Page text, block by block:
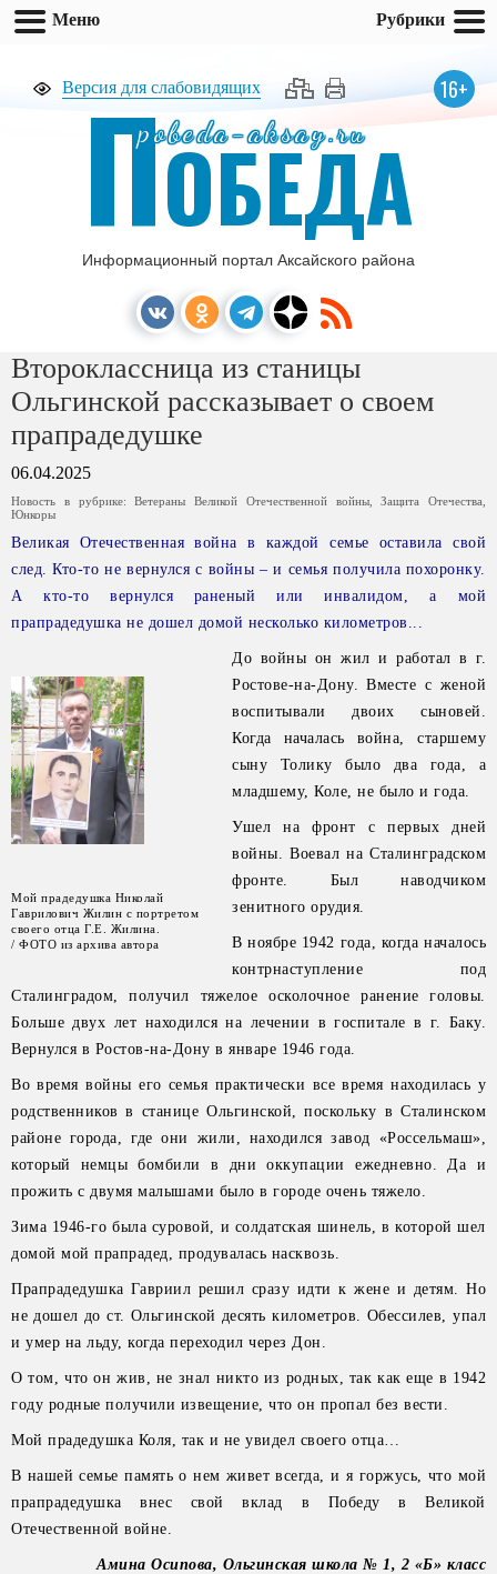
Версия для слабовидящих 16+
pobeda-aksay.ru
ПОБЕДА
Информационный портал Аксайского района
Второклассница из станицы
Ольгинской рассказывает о своем
прапрадедушке
06.04.2025
Новость в рубрике:Ветераны Великой Отечественной войны,Защита Отечества
Юнкоры
Великая Отечественная война в каждой семье оставила свой
след. Кто-то не вернулся с войны – и семья получила похоронку.
А кто-то вернулся раненый или инвалидом, а мой
прапрадедушка не дошел домой несколько километров...
Мой прадедушка Николай
Гаврилович Жилин с портретом
своего отца Г.Е. Жилина.
/ ФОТО из архива автора
До войны он жил и работал в г.
Ростове-на-Дону. Вместе с женой
воспитывали двоих сыновей.
Когда началась война, старшему
сыну Толику было два года, а
младшему, Коле, не было и года.
Ушел на фронт с первых дней
войны. Воевал на Сталинградском
фронте. Был наводчиком
зенитного орудия.
В ноябре 1942 года, когда началось
контрнаступление под
Сталинградом, получил тяжелое осколочное ранение головы.
Больше двух лет находился на лечении в госпитале в г. Баку.
Вернулся в Ростов-на-Дону в январе 1946 года.
Во время войны его семья практически все время находилась у
родственников в станице Ольгинской, поскольку в Сталинском
районе города, где они жили, находился завод «Россельмаш»,
который немцы бомбили в дни оккупации ежедневно. Да и
прожить с двумя малышами было в городе очень тяжело.
Зима 1946-го была суровой, и солдатская шинель, в которой шел
домой мой прапрадед, продувалась насквозь.
Прапрадедушка Гавриил решил сразу идти к жене и детям. Но
не дошел до ст. Ольгинской десять километров. Обессилев, упал
и умер на льду, когда переходил через Дон.
О том, что он жив, не знал никто из родных, так как еще в 1942
году родные получили извещение, что он пропал без вести.
Мой прадедушка Коля, так и не увидел своего отца…
В нашей семье память о нем живет всегда, и я горжусь, что мой
прапрадедушка внес свой вклад в Победу в Великой
Отечественной войне.
Амина Осипова, Ольгинская школа № 1, 2 «Б» класс
Меню Рубрики